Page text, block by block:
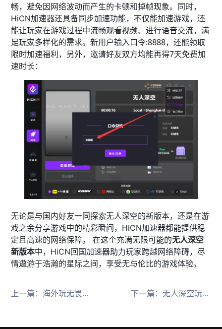
畅，避免因网络波动而产生的卡顿和掉帧现象。同时，
HiCN加速器还具备同步加速功能，不仅能加速游戏，还
能让玩家在游戏过程中流畅观看视频、进行语音交流，满
足玩家多样化的需求。新用户输入口令:8888，还能领取
限时加速福利，另外，邀请好友双方均能再得7天免费加
速时长：
无论是与国内好友一同探索无人深空的新版本，还是在游
戏之余分享游戏中的精彩瞬间，HiCN加速器都能提供稳
定且高速的网络保障。 在这个充满无限可能的无人深空
新版本中，HiCN回国加速器助力玩家跨越网络障碍，尽
情遨游于浩瀚的星际之间，享受无与伦比的游戏体验。
上一篇： 海外玩无畏契约延迟高？HiCN回国加速来帮忙 下一篇：无人深空玩家必看：如何解决“下载更新慢”这一难题